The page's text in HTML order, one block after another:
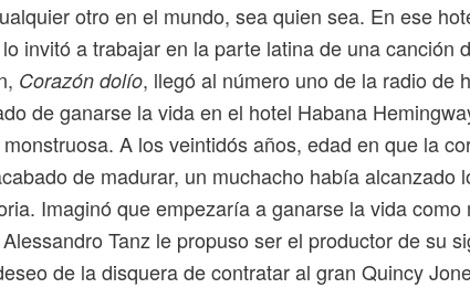
otro en el mundo, sea quien sea. En ese
invitó a trabajar en la parte latina de una canción
Corazón dolío, llegó al número uno de la radio de
de ganarse la vida en el hotel Habana
A los veintidós años, edad en que la
de madurar, un muchacho había alcanzado
Imaginó que empezaría a ganarse la vida como
Tanz le propuso ser el productor de su
de la disquera de contratar al gran Quincy